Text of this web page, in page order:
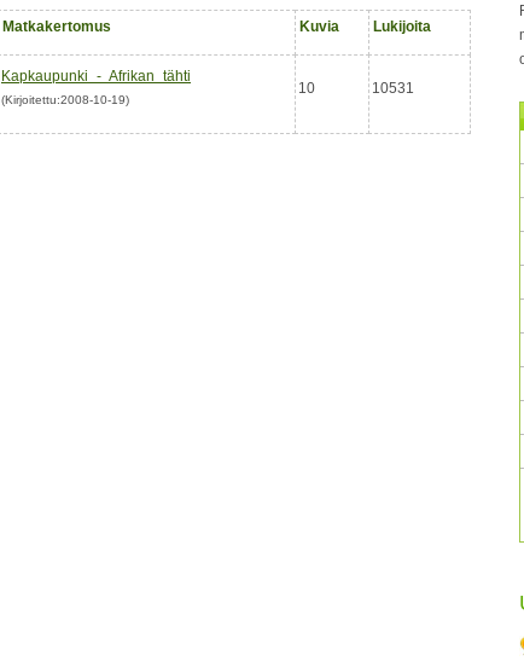
Matkakertomus Kuvia Lukijoita
Kapkaupunki - Afrikan tähti
(Kirjoitettu:2008-10-19)
10 10531